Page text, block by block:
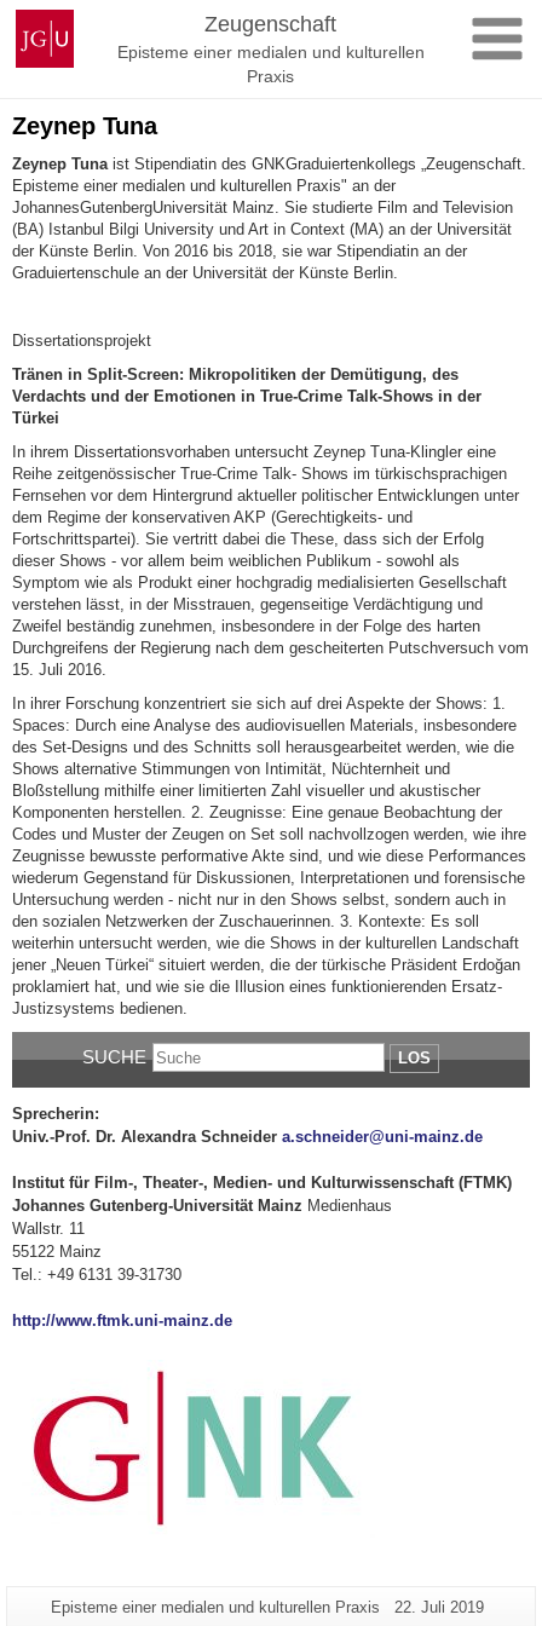
Zum
Inhalt
springen
Johannes
Gutenberg-
Universität
Zeugenschaft
Episteme einer medialen und kulturellen
Praxis
Zeynep Tuna
Zeynep Tuna ist Stipendiatin des GNKGraduiertenkollegs „Zeugenschaft.
Episteme einer medialen und kulturellen Praxis" an der
JohannesGutenbergUniversität Mainz. Sie studierte Film and Television
(BA) Istanbul Bilgi University und Art in Context (MA) an der Universität
der Künste Berlin. Von 2016 bis 2018, sie war Stipendiatin an der
Graduiertenschule an der Universität der Künste Berlin.
Dissertationsprojekt
Tränen in Split-Screen: Mikropolitiken der Demütigung, des
Verdachts und der Emotionen in True-Crime Talk-Shows in der
Türkei
In ihrem Dissertationsvorhaben untersucht Zeynep Tuna-Klingler eine
Reihe zeitgenössischer True-Crime Talk- Shows im türkischsprachigen
Fernsehen vor dem Hintergrund aktueller politischer Entwicklungen unter
dem Regime der konservativen AKP (Gerechtigkeits- und
Fortschrittspartei). Sie vertritt dabei die These, dass sich der Erfolg
dieser Shows - vor allem beim weiblichen Publikum - sowohl als
Symptom wie als Produkt einer hochgradig medialisierten Gesellschaft
verstehen lässt, in der Misstrauen, gegenseitige Verdächtigung und
Zweifel beständig zunehmen, insbesondere in der Folge des harten
Durchgreifens der Regierung nach dem gescheiterten Putschversuch vom
15. Juli 2016.
In ihrer Forschung konzentriert sie sich auf drei Aspekte der Shows: 1.
Spaces: Durch eine Analyse des audiovisuellen Materials, insbesondere
des Set-Designs und des Schnitts soll herausgearbeitet werden, wie die
Shows alternative Stimmungen von Intimität, Nüchternheit und
Bloßstellung mithilfe einer limitierten Zahl visueller und akustischer
Komponenten herstellen. 2. Zeugnisse: Eine genaue Beobachtung der
Codes und Muster der Zeugen on Set soll nachvollzogen werden, wie ihre
Zeugnisse bewusste performative Akte sind, und wie diese Performances
wiederum Gegenstand für Diskussionen, Interpretationen und forensische
Untersuchung werden - nicht nur in den Shows selbst, sondern auch in
den sozialen Netzwerken der Zuschauerinnen. 3. Kontexte: Es soll
weiterhin untersucht werden, wie die Shows in der kulturellen Landschaft
jener „Neuen Türkei“ situiert werden, die der türkische Präsident Erdoğan
proklamiert hat, und wie sie die Illusion eines funktionierenden Ersatz-
Justizsystems bedienen.
SUCHE LOS
Sprecherin:
Univ.-Prof. Dr. Alexandra Schneider a.schneider@uni-mainz.de
Institut für Film-, Theater-, Medien- und Kulturwissenschaft (FTMK)
Johannes Gutenberg-Universität Mainz Medienhaus
Wallstr. 11
55122 Mainz
Tel.: +49 6131 39-31730
http://www.ftmk.uni-mainz.de
Zusätzliche
Seiten-
Episteme einer medialen und kulturellen Praxis
Letzte
22. Juli 2019